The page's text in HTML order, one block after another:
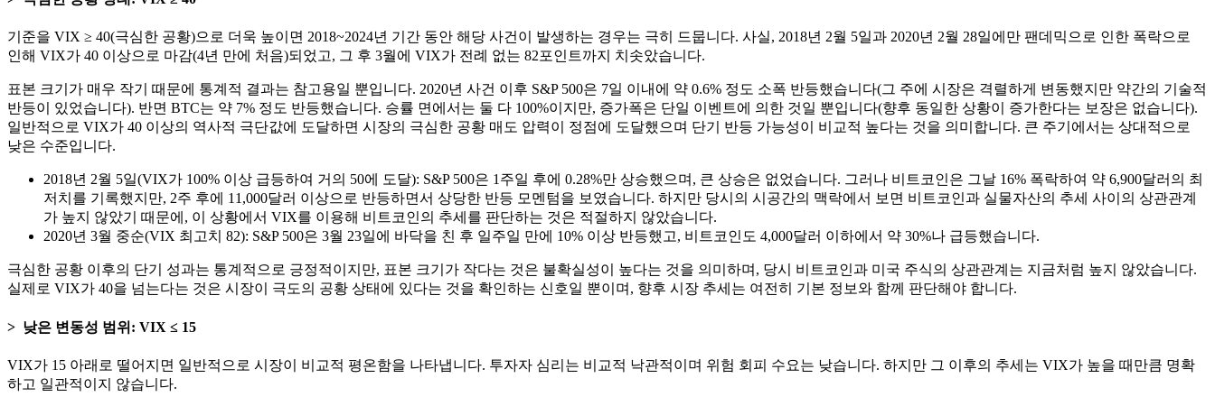
기준을 VIX ≥ 40(극심한 공황)으로 더욱 높이면 2018~2024년 기간 동안 해당 사건이 발생하는 경우는 극히 드뭅니다. 사실, 2018년 2월 5일과 2020년 2월 28일에만 팬데믹으로 인한 폭락으로
인해 VIX가 40 이상으로 마감(4년 만에 처음)되었고, 그 후 3월에 VIX가 전례 없는 82포인트까지 치솟았습니다.
표본 크기가 매우 작기 때문에 통계적 결과는 참고용일 뿐입니다. 2020년 사건 이후 S&P 500은 7일 이내에 약 0.6% 정도 소폭 반등했습니다(그 주에 시장은 격렬하게 변동했지만 약간의 기술적
반등이 있었습니다). 반면 BTC는 약 7% 정도 반등했습니다. 승률 면에서는 둘 다 100%이지만, 증가폭은 단일 이벤트에 의한 것일 뿐입니다(향후 동일한 상황이 증가한다는 보장은 없습니다).
일반적으로 VIX가 40 이상의 역사적 극단값에 도달하면 시장의 극심한 공황 매도 압력이 정점에 도달했으며 단기 반등 가능성이 비교적 높다는 것을 의미합니다. 큰 주기에서는 상대적으로
낮은 수준입니다.
2018년 2월 5일(VIX가 100% 이상 급등하여 거의 50에 도달): S&P 500은 1주일 후에 0.28%만 상승했으며, 큰 상승은 없었습니다. 그러나 비트코인은 그날 16% 폭락하여 약 6,900달러의 최
저치를 기록했지만, 2주 후에 11,000달러 이상으로 반등하면서 상당한 반등 모멘텀을 보였습니다. 하지만 당시의 시공간의 맥락에서 보면 비트코인과 실물자산의 추세 사이의 상관관계
가 높지 않았기 때문에, 이 상황에서 VIX를 이용해 비트코인의 추세를 판단하는 것은 적절하지 않았습니다.
2020년 3월 중순(VIX 최고치 82): S&P 500은 3월 23일에 바닥을 친 후 일주일 만에 10% 이상 반등했고, 비트코인도 4,000달러 이하에서 약 30%나 급등했습니다.
극심한 공황 이후의 단기 성과는 통계적으로 긍정적이지만, 표본 크기가 작다는 것은 불확실성이 높다는 것을 의미하며, 당시 비트코인과 미국 주식의 상관관계는 지금처럼 높지 않았습니다.
실제로 VIX가 40을 넘는다는 것은 시장이 극도의 공황 상태에 있다는 것을 확인하는 신호일 뿐이며, 향후 시장 추세는 여전히 기본 정보와 함께 판단해야 합니다.
낮은 변동성 범위: VIX ≤ 15
VIX가 15 아래로 떨어지면 일반적으로 시장이 비교적 평온함을 나타냅니다. 투자자 심리는 비교적 낙관적이며 위험 회피 수요는 낮습니다. 하지만 그 이후의 추세는 VIX가 높을 때만큼 명확
하고 일관적이지 않습니다.